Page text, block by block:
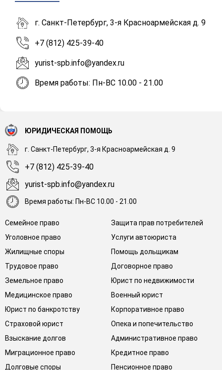
г. Санкт-Петербург, 3-я Красноармейская д. 9
+7 (812) 425-39-40
yurist-spb.info@yandex.ru
Время работы: Пн-ВС 10.00 - 21.00
Семейное право
Защита прав потребителей
Уголовное право
Услуги автоюриста
Жилищные споры
Помощь дольщикам
Трудовое право
Договорное право
Земельное право
Юрист по недвижимости
Медицинское право
Военный юрист
Юрист по банкротству
Корпоративное право
Страховой юрист
Опека и попечительство
Взыскание долгов
Административное право
Миграционное право
Кредитное право
Долговые споры
Пенсионное право
ЮРИДИЧЕСКАЯ ПОМОЩЬ
г. Санкт-Петербург, 3-я Красноармейская д. 9
+7 (812) 425-39-40
yurist-spb.info@yandex.ru
Время работы: Пн-ВС 10.00 - 21.00